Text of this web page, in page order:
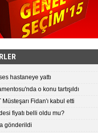
hastaneye yattı
o konu tartışıldı
Müsteşarı Fidan'ı kabul etti
fiyatı belli oldu mu?
gönderildi